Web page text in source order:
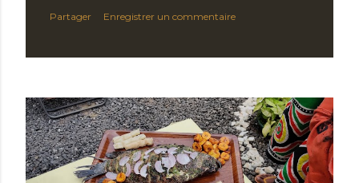
Partager Enregistrer un commentaire